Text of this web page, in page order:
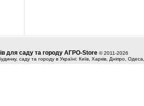
для саду та городу АГРО-Store © 2011-2026
саду та городу в Україні: Київ, Харків, Дніпро,